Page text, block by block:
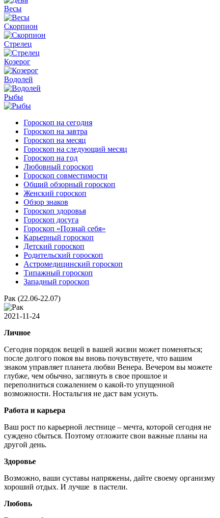
Весы
Скорпион
Стрелец
Козерог
Водолей
Рыбы
Гороскоп на сегодня
Гороскоп на завтра
Гороскоп на месяц
Гороскоп на следующий месяц
Гороскоп на год
Любовный гороскоп
Гороскоп совместимости
Общий обзорный гороскоп
Женский гороскоп
Обзор знаков
Гороскоп здоровья
Гороскоп досуга
Гороскоп «Познай себя»
Карьерный гороскоп
Детский гороскоп
Родительский гороскоп
Астромедицинский гороскоп
Типажный гороскоп
Западный гороскоп
Рак (22.06-22.07)
2021-11-24
Личное
Сегодня порядок вещей в вашей жизни может поменяться;
после долгого покоя вы вновь почувствуете, что вашим
знаком управляет планета любви Венера. Вечером вы можете
глубже, чем обычно, заглянуть в свое прошлое и
переполниться сожалением о какой-то упущенной
возможности. Ностальгия не даст вам уснуть.
Работа и карьера
Ваш рост по карьерной лестнице – мечта, которой сегодня не
суждено сбыться. Поэтому отложите свои важные планы на
другой день.
Здоровье
Возможно, ваши суставы напряжены, дайте своему организму
хороший отдых. И лучше в пастели.
Любовь